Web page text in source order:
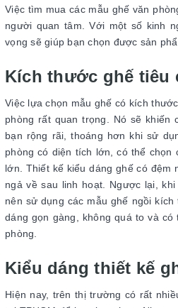
Việc tìm mua các mẫu ghế văn
người quan tâm. Với một số kinh
vọng sẽ giúp bạn chọn được sản
Kích thước ghế tiêu
Việc lựa chọn mẫu ghế có kích
phòng rất quan trọng. Nó sẽ khiến
bạn rộng rãi, thoáng hơn khi sử
phòng có diện tích lớn, có thể chọn
lớn. Thiết kế kiểu dáng ghế có đệm
ngả về sau linh hoạt. Ngược lại,
nên sử dụng các mẫu ghế ngồi
dáng gọn gàng, không quá to và
phòng.
Kiểu dáng thiết kế
Hiện nay, trên thị trường có rất